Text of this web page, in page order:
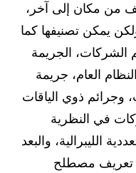
من مكان إلى آخر،
يمكن تصنيفها كما
الشركات، الجريمة
العام، جريمة
وجرائم ذوي الياقات
في النظرية
الليبرالية، والبعد
تعريف مصطلح